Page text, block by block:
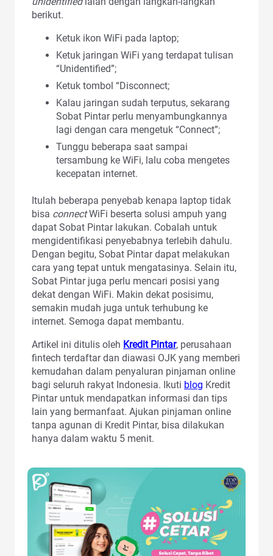
berikut.
Ketuk ikon WiFi pada laptop;
Ketuk jaringan WiFi yang terdapat tulisan
“Unidentified”;
Ketuk tombol “Disconnect;
Kalau jaringan sudah terputus, sekarang
Sobat Pintar perlu menyambungkannya
lagi dengan cara mengetuk “Connect”;
Tunggu beberapa saat sampai
tersambung ke WiFi, lalu coba mengetes
kecepatan internet.
Itulah beberapa penyebab kenapa laptop tidak
bisa connectWiFi beserta solusi ampuh yang
dapat Sobat Pintar lakukan. Cobalah untuk
mengidentifikasi penyebabnya terlebih dahulu.
Dengan begitu, Sobat Pintar dapat melakukan
cara yang tepat untuk mengatasinya. Selain itu,
Sobat Pintar juga perlu mencari posisi yang
dekat dengan WiFi. Makin dekat posisimu,
semakin mudah juga untuk terhubung ke
internet. Semoga dapat membantu.
Artikel ini ditulis oleh Kredit Pintar, perusahaan
fintech terdaftar dan diawasi OJK yang memberi
kemudahan dalam penyaluran pinjaman online
bagi seluruh rakyat Indonesia. Ikuti blog Kredit
Pintar untuk mendapatkan informasi dan tips
lain yang bermanfaat. Ajukan pinjaman online
tanpa agunan di Kredit Pintar, bisa dilakukan
hanya dalam waktu 5 menit.